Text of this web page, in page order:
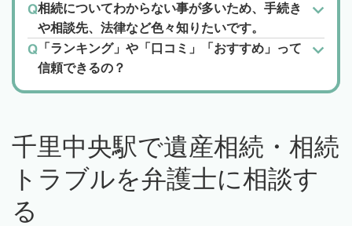
相続についてわからない事が多いため、手続き
や相談先、法律など色々知りたいです。
「ランキング」や「口コミ」「おすすめ」って
信頼できるの？
千里中央駅で遺産相続・相続
トラブルを弁護士に相談す
る